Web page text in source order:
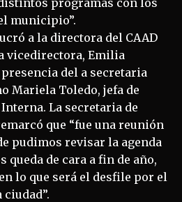
municipio”.
a la directora del CAAD
vicedirectora, Emilia
del a secretaria
Mariela Toledo, jefa de
La secretaria de
que “fue una reunión
pudimos revisar la agenda
queda de cara a fin de año,
lo que será el desfile por el
ciudad”.